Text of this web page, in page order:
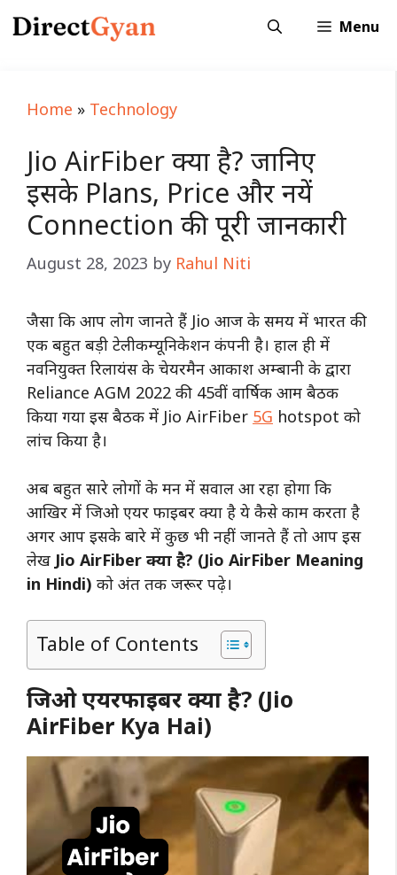
to
Menu
Home » Technology
Jio AirFiber क्या है? जानिए
इसके Plans, Price और नयें
Connection की पूरी जानकारी
August 28, 2023 by Rahul Niti
जैसा कि आप लोग जानते हैं Jio आज के समय में भारत की
एक बहुत बड़ी टेलीकम्यूनिकेशन कंपनी है। हाल ही में
नवनियुक्त रिलायंस के चेयरमैन आकाश अम्बानी के द्वारा
Reliance AGM 2022 की 45वीं वार्षिक आम बैठक
किया गया इस बैठक में Jio AirFiber 5G hotspot को
लांच किया है।
अब बहुत सारे लोगों के मन में सवाल आ रहा होगा कि
आखिर में जिओ एयर फाइबर क्या है ये कैसे काम करता है
अगर आप इसके बारे में कुछ भी नहीं जानते हैं तो आप इस
लेख Jio AirFiber क्या है? (Jio AirFiber Meaning
in Hindi) को अंत तक जरूर पढ़े।
Table of Contents
जिओ एयरफाइबर क्या है? (Jio
AirFiber Kya Hai)